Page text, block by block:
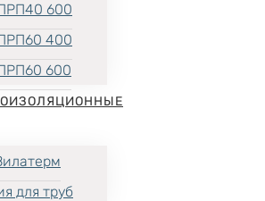
600
400
600
для труб